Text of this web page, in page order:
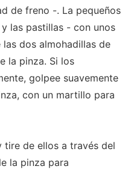
de freno -. La pequeños
las pastillas - con unos
dos almohadillas de
la pinza. Si los
golpee suavemente
con un martillo para
tire de ellos a través del
la pinza para